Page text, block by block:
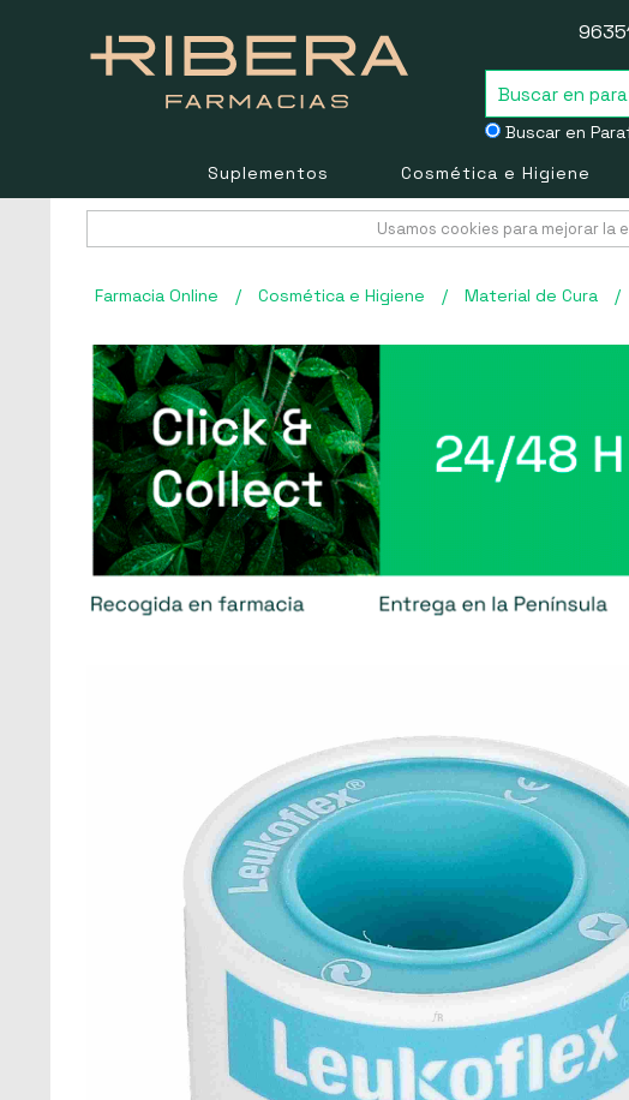
Buscar en
Suplementos Cosmética e Higiene
Usamos cookies para mejorar
Farmacia Online / Cosmética e Higiene / Material de Cura /